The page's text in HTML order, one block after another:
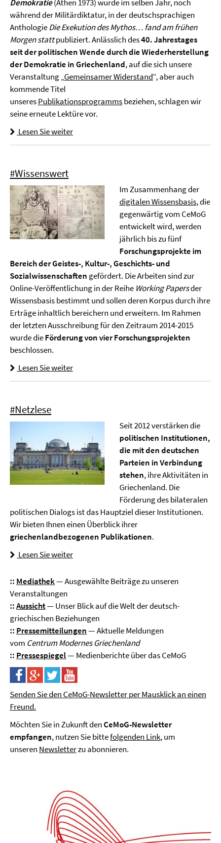
Demokratie(Athen 1973) wurde im selben Jahr, noch
während der Militärdiktatur, in der deutschsprachigen
AnthologieDie Exekution des Mythos… fand am frühen
Morgen stattpubliziert. Anlässlich des40. Jahrestages
seit der politischen Wende durch die Wiederherstellung
der Demokratie in Griechenland, auf die sich unsere
Veranstaltung „Gemeinsamer Widerstand“, aber auch
kommende Titel
unseresPublikationsprogrammsbeziehen, schlagen wir
seine erneute Lektüre vor.
Lesen Sie weiter
#Wissenswert
Im Zusammenhang der
digitalen Wissensbasis, die
gegenwärtig vom CeMoG
entwickelt wird, werden
jährlich bis zu fünf
Forschungsprojekte im
Bereich der Geistes-, Kultur-, Geschichts- und
Sozialwissenschaften gefördert. Die Arbeiten sind zur
Online-Veröffentlichung in der Reihe Working Papersder
Wissensbasis bestimmt und sollen deren Korpus durch ihre
Erträge inhaltlich bereichern und erweitern. Im Rahmen
der letzten Ausschreibung für den Zeitraum 2014-2015
wurde dieFörderung von vier Forschungsprojekten
beschlossen.
Lesen Sie weiter
#Netzlese
Seit 2012 verstärken die
politischen Institutionen,
die mit den deutschen
Parteien in Verbindung
stehen, ihre Aktivitäten in
Griechenland. Die
Förderung des bilateralen
politischen Dialogs ist das Hauptziel dieser Institutionen.
Wir bieten Ihnen einen Überblick ihrer
griechenlandbezogenen Publikationen.
Lesen Sie weiter
:: Mediathek— Ausgewählte Beiträge zu unseren
Veranstaltungen
::Aussicht— Unser Blick auf die Welt der deutsch-
griechischen Beziehungen
:: Pressemitteilungen— Aktuelle Meldungen
vom Centrum Modernes Griechenland
:: Pressespiegel— Medienberichte über das CeMoG
Senden Sie den CeMoG-Newsletter per Mausklick an einen
Freund.
Möchten Sie in Zukunft denCeMoG-Newsletter
empfangen, nutzen Sie bittefolgenden Link, um
unseren Newsletterzu abonnieren.